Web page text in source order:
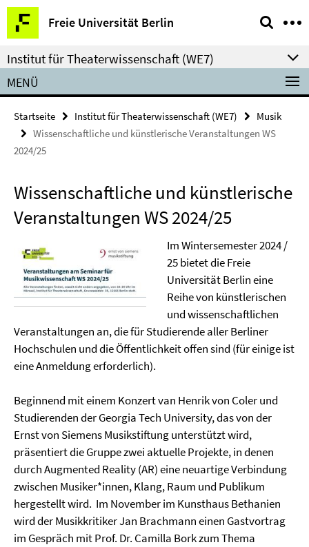
Springe
direkt
zu
Inhalt
Freie Universität Berlin
Service-
Navigation
Institut für Theaterwissenschaft (WE7)
MENÜ
Startseite Institut für Theaterwissenschaft (WE7)
Musik
Wissenschaftliche und künstlerische Veranstaltungen WS
2024/25
Wissenschaftliche und künstlerische
Veranstaltungen WS 2024/25
Im Wintersemester 2024 /
25 bietet die Freie
Universität Berlin eine
Reihe von künstlerischen
und wissenschaftlichen
Veranstaltungen an, die für Studierende aller Berliner
Hochschulen und die Öffentlichkeit offen sind (für einige ist
eine Anmeldung erforderlich).
Beginnend mit einem Konzert van Henrik von Coler und
Studierenden der Georgia Tech University, das von der
Ernst von Siemens Musikstiftung unterstützt wird,
präsentiert die Gruppe zwei aktuelle Projekte, in denen
durch Augmented Reality (AR) eine neuartige Verbindung
zwischen Musiker*innen, Klang, Raum und Publikum
hergestellt wird. Im November im Kunsthaus Bethanien
wird der Musikkritiker Jan Brachmann einen Gastvortrag
im Gespräch mit Prof. Dr. Camilla Bork zum Thema